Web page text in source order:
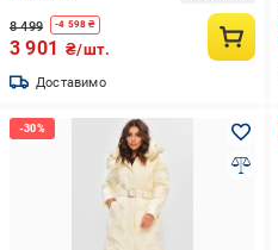
8 499 -4 598 ₴
3 901 ₴/шт.
Доставимо